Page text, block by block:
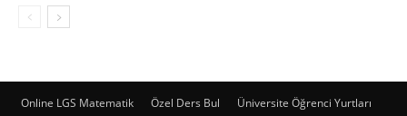
Online LGS Matematik Özel Ders Bul
Üniversite Öğrenci Yurtları